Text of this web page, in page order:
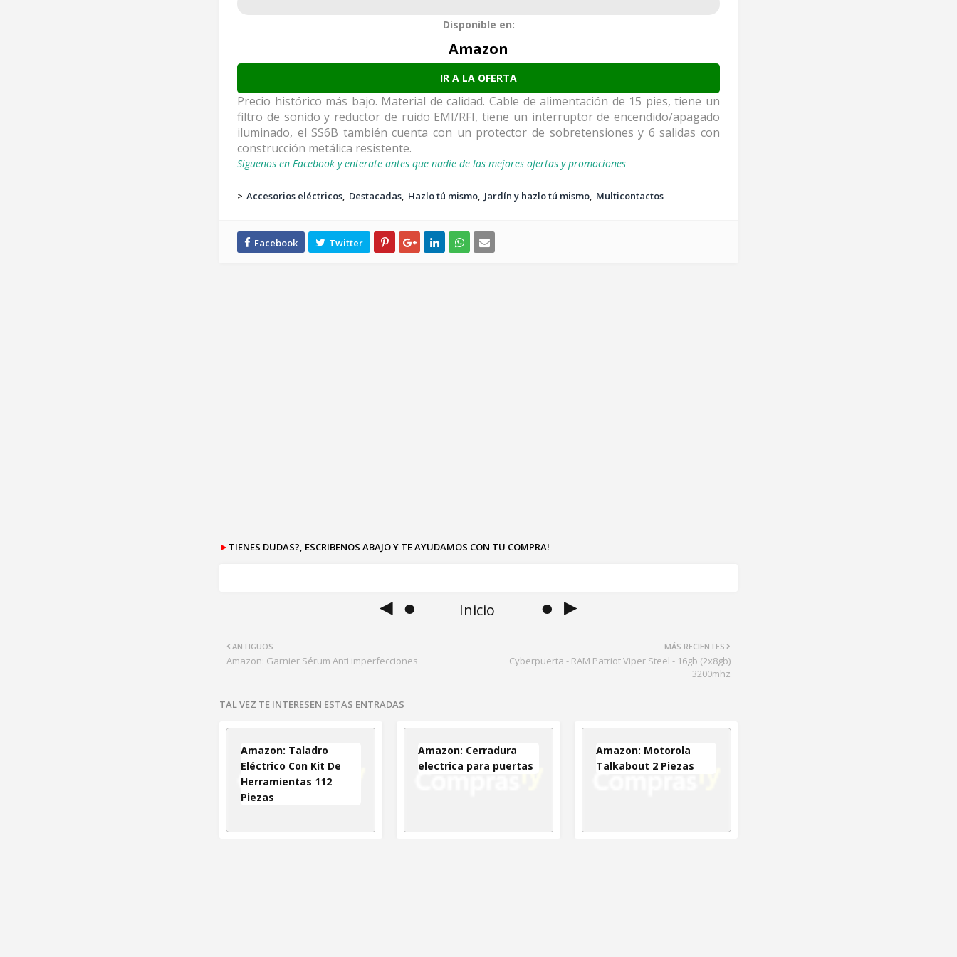
Disponible en:
Amazon
IR A LA OFERTA
Precio histórico más bajo. Material de calidad. Cable de alimentación de 15 pies, tiene un
filtro de sonido y reductor de ruido EMI/RFI, tiene un interruptor de encendido/apagado
iluminado, el SS6B también cuenta con un protector de sobretensiones y 6 salidas con
construcción metálica resistente.
Siguenos en Facebook y enterate antes que nadie de las mejores ofertas y promociones
> Accesorios eléctricos Destacadas Hazlo tú mismo Jardín y hazlo tú mismo Multicontactos
► TIENES DUDAS?, ESCRIBENOS ABAJO Y TE AYUDAMOS CON TU COMPRA!
◄ ● Inicio ● ►
MÁS RECIENTES
Cyberpuerta - RAM Patriot Viper Steel - 16gb (2x8gb)
3200mhz
ANTIGUOS
Amazon: Garnier Sérum Anti imperfecciones
TAL VEZ TE INTERESEN ESTAS ENTRADAS
Amazon: Taladro
Eléctrico Con Kit De
Herramientas 112
Piezas
Amazon: Cerradura
electrica para puertas
Amazon: Motorola
Talkabout 2 Piezas